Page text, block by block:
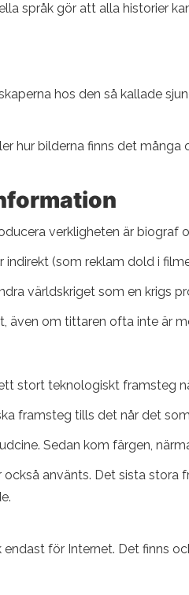
språk gör att alla historier
hos den så kallade
hur bilderna finns det många
verkligheten är biograf
(som reklam dold i
världskriget som en krigs
även om tittaren ofta inte är
stort teknologiskt framsteg
framsteg tills det når det
Sedan kom färgen,
använts. Det sista
för Internet. Det finns